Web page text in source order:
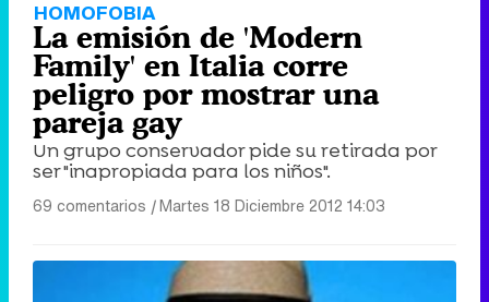
HOMOFOBIA
La emisión de 'Modern
Family' en Italia corre
peligro por mostrar una
pareja gay
Un grupo conservador pide su retirada por
ser "inapropiada para los niños".
69 comentarios |Martes 18 Diciembre 2012 14:03